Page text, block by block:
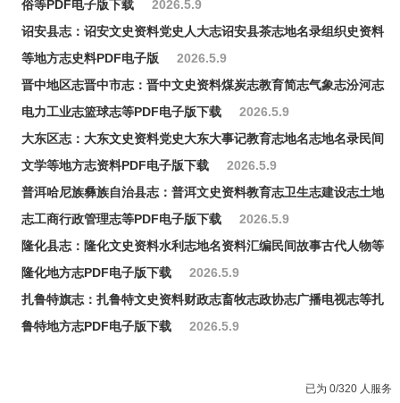
俗等PDF电子版下载
2026.5.9
诏安县志：诏安文史资料党史人大志诏安县茶志地名录组织史资料
等地方志史料PDF电子版
2026.5.9
晋中地区志晋中市志：晋中文史资料煤炭志教育简志气象志汾河志
电力工业志篮球志等PDF电子版下载
2026.5.9
大东区志：大东文史资料党史大东大事记教育志地名志地名录民间
文学等地方志资料PDF电子版下载
2026.5.9
普洱哈尼族彝族自治县志：普洱文史资料教育志卫生志建设志土地
志工商行政管理志等PDF电子版下载
2026.5.9
隆化县志：隆化文史资料水利志地名资料汇编民间故事古代人物等
隆化地方志PDF电子版下载
2026.5.9
扎鲁特旗志：扎鲁特文史资料财政志畜牧志政协志广播电视志等扎
鲁特地方志PDF电子版下载
2026.5.9
已为 0/320 人服务